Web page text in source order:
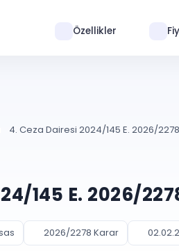
Özellikler
4. Ceza Dairesi 2024/145 E. 2026/
145 E. 2026/
2026/2278 Karar